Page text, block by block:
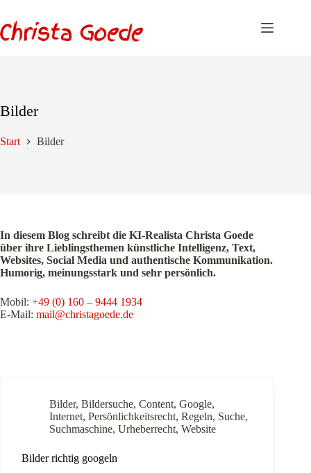
springen
Bilder
Start Bilder
In diesem Blog schreibt die KI-Realista Christa Goede
über ihre Lieblingsthemen künstliche Intelligenz, Text,
Websites, Social Media und authentische Kommunikation.
Humorig, meinungsstark und sehr persönlich.
Mobil: +49 (0) 160 – 9444 1934
E-Mail: mail@christagoede.de
Bilder, Bildersuche, Content, Google,
Internet, Persönlichkeitsrecht, Regeln, Suche,
Suchmaschine, Urheberrecht, Website
Bilder richtig googeln